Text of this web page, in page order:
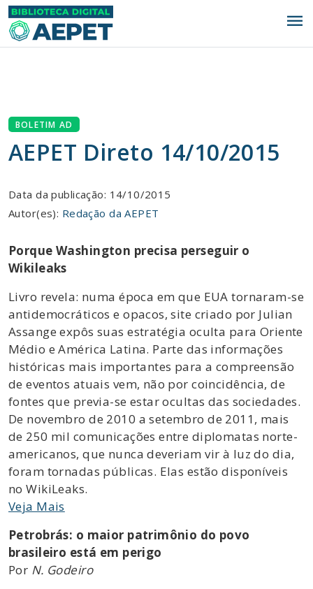
menu
BOLETIM AD
AEPET Direto 14/10/2015
Data da publicação: 14/10/2015
Autor(es): Redação da AEPET
Porque Washington precisa perseguir o
Wikileaks
Livro revela: numa época em que EUA tornaram-se
antidemocráticos e opacos, site criado por Julian
Assange expôs suas estratégia oculta para Oriente
Médio e América Latina. Parte das informações
históricas mais importantes para a compreensão
de eventos atuais vem, não por coincidência, de
fontes que previa-se estar ocultas das sociedades.
De novembro de 2010 a setembro de 2011, mais
de 250 mil comunicações entre diplomatas norte-
americanos, que nunca deveriam vir à luz do dia,
foram tornadas públicas. Elas estão disponíveis
no WikiLeaks.
Veja Mais
Petrobrás: o maior patrimônio do povo
brasileiro está em perigo
Por N. Godeiro